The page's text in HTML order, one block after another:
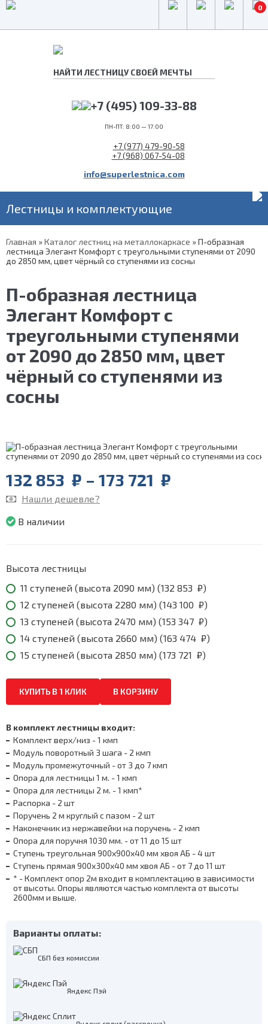
0
+7 (495) 109-33-88
ПН-ПТ: 8:00 — 17:00
+7 (977) 479-90-58
+7 (968) 067-54-08
info@superlestnica.com
Лестницы и комплектующие
Главная »Каталог лестниц на металлокаркасе »П-образная
лестница Элегант Комфорт с треугольными ступенями от 2090
до 2850 мм, цвет чёрный со ступенями из сосны
П-образная лестница
Элегант Комфорт с
треугольными ступенями
от 2090 до 2850 мм, цвет
чёрный со ступенями из
сосны
132 853 ₽ – 173 721 ₽
₽
Нашли дешевле?
В наличии
Высота лестницы
11 ступеней (высота 2090 мм) (132 853 ₽)
12 ступеней (высота 2280 мм) (143 100 ₽)
13 ступеней (высота 2470 мм) (153 347 ₽)
14 ступеней (высота 2660 мм) (163 474 ₽)
15 ступеней (высота 2850 мм) (173 721 ₽)
КУПИТЬ В 1 КЛИК В КОРЗИНУ
В комплект лестницы входит:
Комплект верх/низ - 1 кмп
Модуль поворотный 3 шага - 2 кмп
Модуль промежуточный - от 3 до 7 кмп
Опора для лестницы 1 м. - 1 кмп
Опора для лестницы 2 м. - 1 кмп*
Распорка - 2 шт
Поручень 2 м круглый с пазом - 2 шт
Наконечник из нержавейки на поручень - 2 кмп
Опора для поручня 1030 мм. - от 11 до 15 шт
Ступень треугольная 900х900х40 мм хвоя АБ - 4 шт
Ступень прямая 900х300х40 мм хвоя АБ - от 7 до 11 шт
* - Комплект опор 2м входит в комплектацию в зависимости
от высоты. Опоры являются частью комплекта от высоты
2600мм и выше.
Варианты оплаты:
СБП без комиссии
Яндекс Пэй